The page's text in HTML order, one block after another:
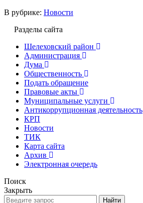
В рубрике: Новости
Разделы сайта
Шелеховский район
Администрация
Дума
Общественность
Подать обращение
Правовые акты
Муниципальные услуги
Антикоррупционная деятельность
КРП
Новости
ТИК
Карта сайта
Архив
Электронная очередь
Поиск
Закрыть
Найти